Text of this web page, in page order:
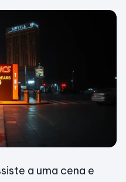
a uma cena e